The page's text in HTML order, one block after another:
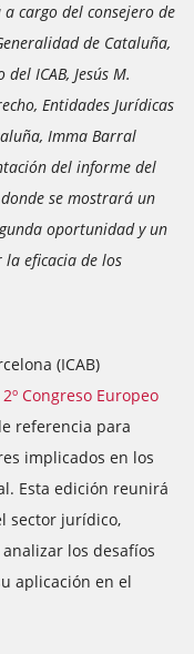
cargo del consejero de
de Cataluña,
ICAB, Jesús M.
Entidades Jurídicas
Imma Barral
del informe del
se mostrará un
oportunidad y un
eficacia de los
(ICAB)
2º Congreso Europeo
referencia para
implicados en los
Esta edición reunirá
sector jurídico,
los desafíos
aplicación en el